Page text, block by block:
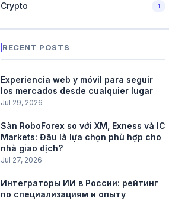
Crypto 1
RECENT POSTS
Experiencia web y móvil para seguir
los mercados desde cualquier lugar
Jul 29, 2026
Sàn RoboForex so với XM, Exness và IC
Markets: Đâu là lựa chọn phù hợp cho
nhà giao dịch?
Jul 27, 2026
Интеграторы ИИ в России: рейтинг
по специализациям и опыту